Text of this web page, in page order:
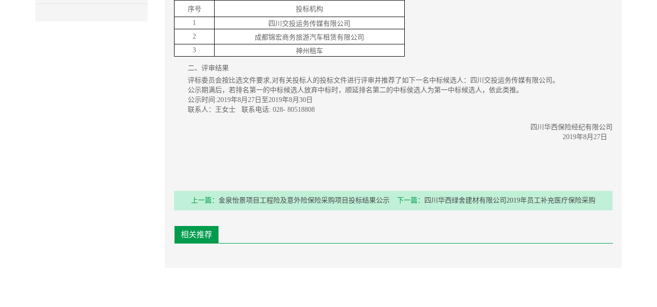
序号
投标机构
1
四川交投运务传媒有限公司
2
成都锦宏商务旅游汽车租赁有限公司
3
神州租车
二、评审结果
评标委员会按比选文件要求,对有关投标人的投标文件进行评审并推荐了如下一名中标候选人：四川交投运务传媒有限公司。
公示期满后，若排名第一的中标候选人放弃中标时，顺延排名第二的中标侯选人为第一中标候选人，依此类推。
公示时间:2019年8月27日至2019年8月30日
联系人：王女士 联系电话: 028- 80518808
四川华西保险经纪有限公司
2019年8月27日
上一篇： 金泉怡景项目工程险及意外险保险采购项目投标结果公示 下一篇： 四川华西绿舍建材有限公司2019年员工补充医疗保险采购
相关推荐